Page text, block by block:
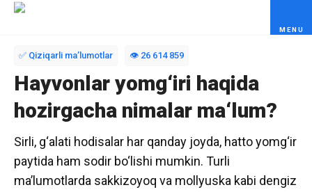
✅ Qiziqarli maʼlumotlar 👁️ 26 614 859
Hayvonlar yomg‘iri haqida
hozirgacha nimalar ma‘lum?
Sirli, g‘alati hodisalar har qanday joyda, hatto yomg‘ir
paytida ham sodir bo‘lishi mumkin. Turli
ma’lumotlarda sakkizoyoq va mollyuska kabi dengiz